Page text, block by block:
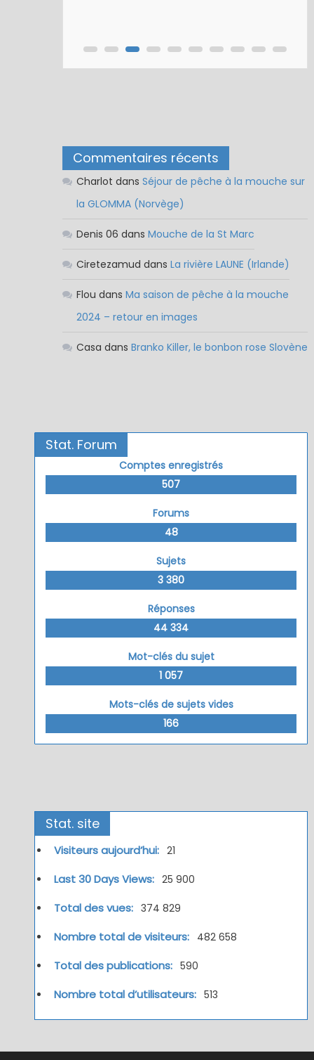
Commentaires récents
Charlot dans Séjour de pêche à la mouche sur
la GLOMMA (Norvège)
Denis 06 dans Mouche de la St Marc
Ciretezamud dans La rivière LAUNE (Irlande)
Flou dans Ma saison de pêche à la mouche
2024 – retour en images
Casa dans Branko Killer, le bonbon rose Slovène
Stat. Forum
Comptes enregistrés
507
Forums
48
Sujets
3 380
Réponses
44 334
Mot-clés du sujet
1 057
Mots-clés de sujets vides
166
Stat. site
Visiteurs aujourd’hui: 21
Last 30 Days Views: 25 900
Total des vues: 374 829
Nombre total de visiteurs: 482 658
Total des publications: 590
Nombre total d’utilisateurs: 513